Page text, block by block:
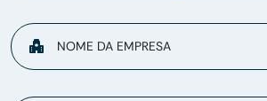
NOME DA EMPRESA